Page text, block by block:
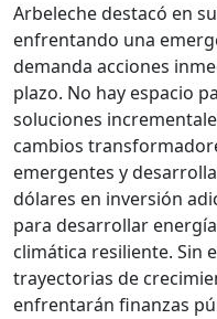
Arbeleche destacó en
enfrentando una
demanda acciones
plazo. No hay espacio
soluciones
cambios
emergentes y
dólares en inversión
para desarrollar
climática resiliente. Sin
trayectorias de
enfrentarán finanzas